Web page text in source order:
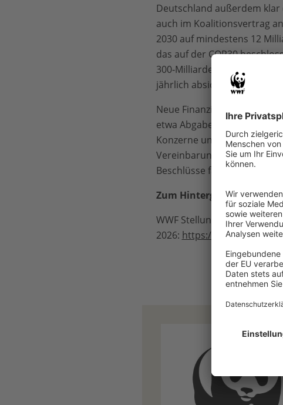
Deutschland außerdem klar
auch im Koalitionsvertrag
2030 auf mindestens 12
das auf der COP30
300‑Milliarden-Ziel definiert
jährlich absichert.
Neue
etwa Abgaben auf
Konzerne und auf extreme
Vereinbarungen schon
Beschlüsse fassen.
Zum Hintergrund:
WWF Stellungnahme mit
2026: https://unfccc.int/